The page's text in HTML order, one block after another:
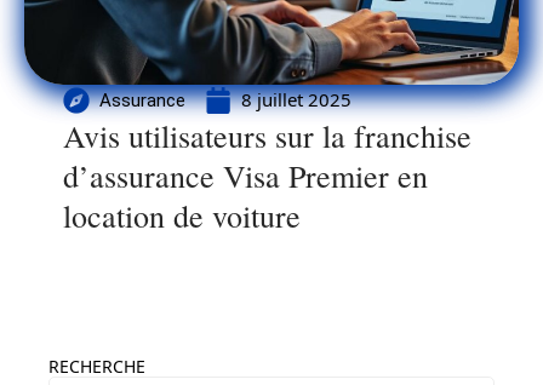
Assurance 8 juillet 2025
Avis utilisateurs sur la franchise
d’assurance Visa Premier en
location de voiture
RECHERCHE